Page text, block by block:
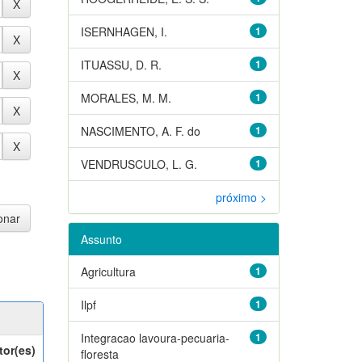
1
ISERNHAGEN, I.
1
ITUASSU, D. R.
1
MORALES, M. M.
1
NASCIMENTO, A. F. do
1
VENDRUSCULO, L. G.
próximo >
Assunto
1
Agricultura
1
Ilpf
1
Integracao lavoura-pecuaria-
floresta